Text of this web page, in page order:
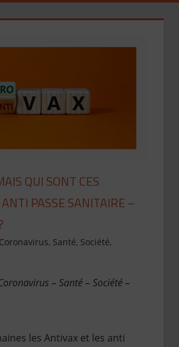
QUI SONT CES
PASSE SANITAIRE –
Jean de Pont-Scorff
Coronavirus, Santé, Société,
– Santé – Société –
les Antivax et les anti